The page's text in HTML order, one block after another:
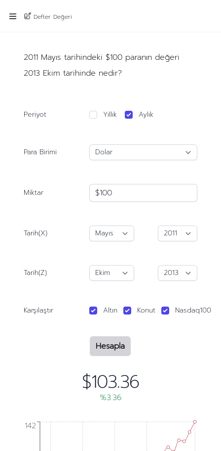
Defter Değeri
2011 Mayıs tarihindeki $100 paranın değeri
2013 Ekim tarihinde nedir?
Periyot Yıllık Aylık
Para Birimi
Miktar
Tarih(X)
Tarih(Z)
Karşılaştır Altın Konut Nasdaq100
Hesapla
$103.36
%3.36
142